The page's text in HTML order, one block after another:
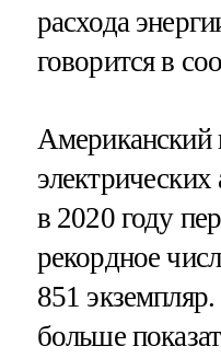
расхода
говорится в
Американский
в 2020 году
рекордное
851
больше